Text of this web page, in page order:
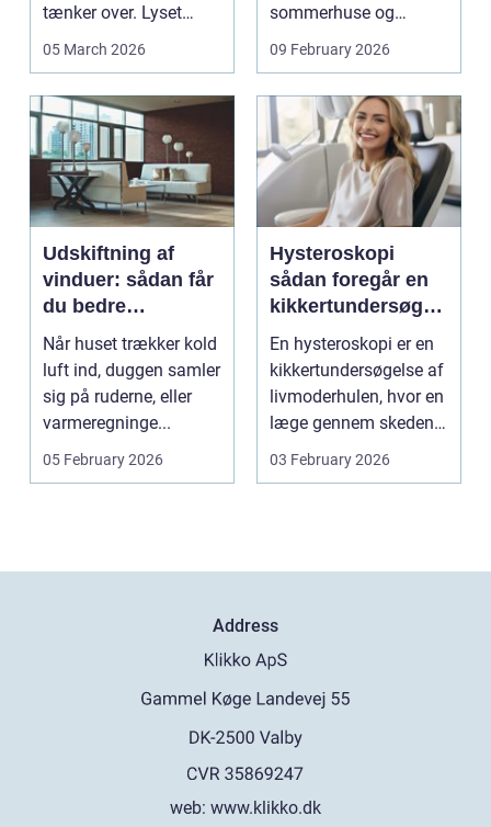
tænker over. Lyset
falder anderledes ind,
05 March 2026
sommerhuse og
mindre erhverv i
Odsherred. Mang...
09 February 2026
Udskiftning af
vinduer: sådan får
du bedre
indeklima og
lavere
varmeregning
Når huset trækker kold
luft ind, duggen samler
sig på ruderne, eller
varmeregninge...
05 February 2026
Hysteroskopi
sådan foregår en
kikkertundersøgel
se af livmoderen
En hysteroskopi er en
kikkertundersøgelse af
livmoderhulen, hvor en
læge gennem skeden
og livmoderha...
03 February 2026
Address
web: www.klikko.dk